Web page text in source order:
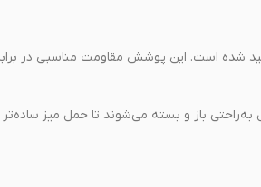
شده است. این پوشش مقاومت مناسبی در
به‌راحتی باز و بسته می‌شوند تا حمل میز